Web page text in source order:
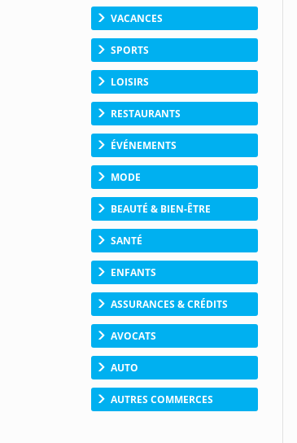
VACANCES
SPORTS
LOISIRS
RESTAURANTS
ÉVÉNEMENTS
MODE
BEAUTÉ & BIEN-ÊTRE
SANTÉ
ENFANTS
ASSURANCES & CRÉDITS
AVOCATS
AUTO
AUTRES COMMERCES